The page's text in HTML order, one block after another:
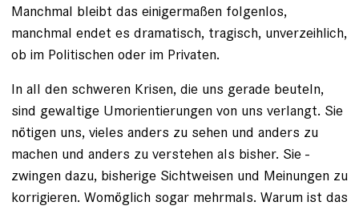
Manchmal bleibt das einigermaßen folgenlos,
manchmal endet es dramatisch, tragisch, unverzeihlich,
ob im Politischen oder im Privaten.
In all den schweren Krisen, die uns gerade beuteln,
sind gewaltige Umorientierungen von uns verlangt. Sie
nötigen uns, vieles anders zu sehen und anders zu
machen und anders zu verstehen als bisher. Sie ­
zwingen dazu, bisherige Sichtweisen und Meinungen zu
­korrigieren. Womöglich sogar mehrmals. Warum ist das